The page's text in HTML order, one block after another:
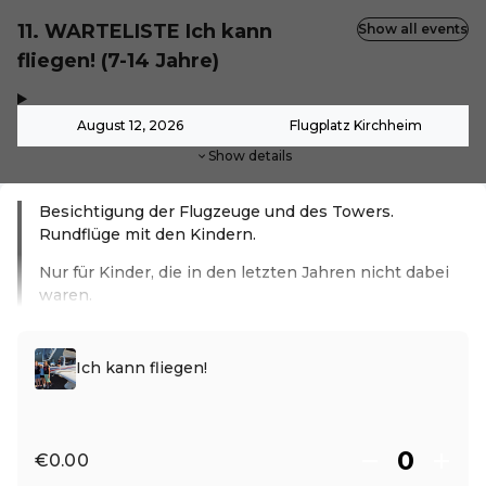
11. WARTELISTE Ich kann
fliegen! (7-14 Jahre)
August 12, 2026 Flugplatz Kirchheim
Show details
Show all events
Besichtigung der Flugzeuge und des Towers.
Rundflüge mit den Kindern.
Nur für Kinder, die in den letzten Jahren nicht dabei
waren.
Ich kann fliegen!
€0.00